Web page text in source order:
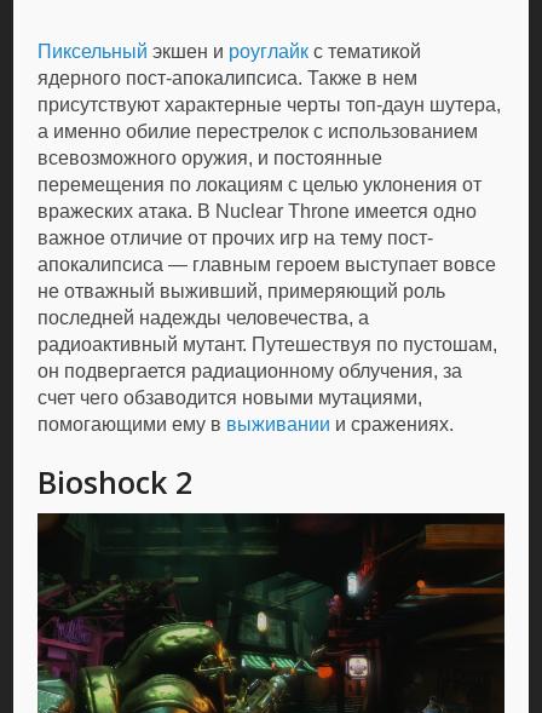
Пиксельный экшен и роуглайк с тематикой
ядерного пост-апокалипсиса. Также в нем
присутствуют характерные черты топ-даун шутера,
а именно обилие перестрелок с использованием
всевозможного оружия, и постоянные
перемещения по локациям с целью уклонения от
вражеских атака. В Nuclear Throne имеется одно
важное отличие от прочих игр на тему пост-
апокалипсиса — главным героем выступает вовсе
не отважный выживший, примеряющий роль
последней надежды человечества, а
радиоактивный мутант. Путешествуя по пустошам,
он подвергается радиационному облучения, за
счет чего обзаводится новыми мутациями,
помогающими ему в выживании и сражениях.
Bioshock 2